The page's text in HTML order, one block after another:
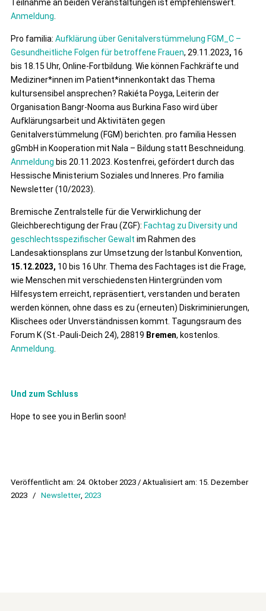
Teilnahme an beiden Veranstaltungen ist empfehlenswert.
Anmeldung
Pro familia: Aufklärung über Genitalverstümmelung FGM_C –
Gesundheitliche Folgen für betroffene Frauen, 29.11.2023, 16
bis 18.15 Uhr, Online-Fortbildung. Wie können Fachkräfte und
Mediziner*innen im Patient*innenkontakt das Thema
kultursensibel ansprechen? Rakiéta Poyga, Leiterin der
Organisation Bangr-Nooma aus Burkina Faso wird über
Aufklärungsarbeit und Aktivitäten gegen
Genitalverstümmelung (FGM) berichten. pro familia Hessen
gGmbH in Kooperation mit Nala – Bildung statt Beschneidung.
Anmeldung bis 20.11.2023. Kostenfrei, gefördert durch das
Hessische Ministerium Soziales und Inneres. Pro familia
Newsletter (10/2023).
Bremische Zentralstelle für die Verwirklichung der
Gleichberechtigung der Frau (ZGF): Fachtag zu Diversity und
geschlechtsspezifischer Gewalt im Rahmen des
Landesaktionsplans zur Umsetzung der Istanbul Konvention,
15.12.2023, 10 bis 16 Uhr. Thema des Fachtages ist die Frage,
wie Menschen mit verschiedensten Hintergründen vom
Hilfesystem erreicht, repräsentiert, verstanden und beraten
werden können, ohne dass es zu (erneuten) Diskriminierungen,
Klischees oder Unverständnissen kommt. Tagungsraum des
Forum K (St.-Pauli-Deich 24), 28819 Bremen, kostenlos.
Anmeldung
Und zum Schluss
Hope to see you in Berlin soon!
Veröffentlicht am: 24. Oktober 2023 / Aktualisiert am: 15. Dezember
2023 / Newsletter, 2023